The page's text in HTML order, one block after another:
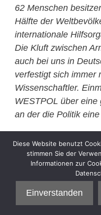
62 Menschen
Hälfte der
internationale
Die Kluft zwischen
auch bei uns in
verfestigt sich immer
Wissenschaftler.
WESTPOL über eine
an der die Politik
Kategorien
Sell
Diese Website benutzt
stimmen Sie der
Informationen zur
Einverstanden